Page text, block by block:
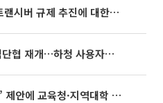
[특징주] 美 중국산 광트랜시버 규제 추진에 대한광통신 등 광통신株 강세
현대차·기아, 이번 주 임단협 재개…하청 사용자성 재심도 ‘변수’
청·지역대학 서·논술형 입시 연계 '착수'